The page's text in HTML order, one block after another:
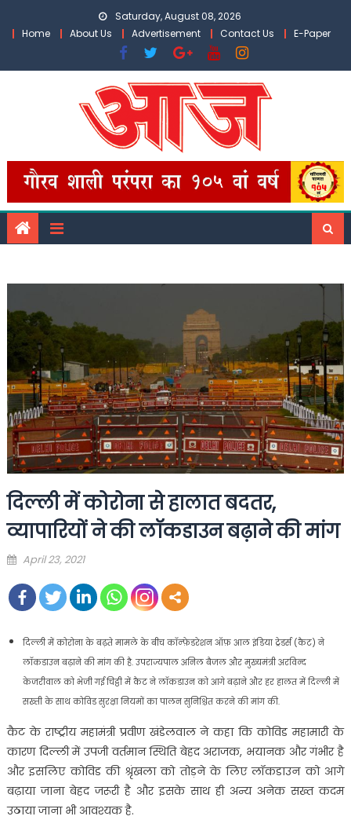
Saturday, August 08, 2026
Home
About Us Advertisement Contact Us E-Paper
दिल्ली में कोरोना से हालात बदतर,
व्यापारियों ने की लॉकडाउन बढ़ाने की मांग
Posted
April 23, 2021
दिल्ली में कोरोना के बढ़ते मामले के बीच कॉन्फ़ेडरेशन ऑफ़ आल इंडिया ट्रेडर्स (कैट) ने
लॉकडाउन बढ़ाने की मांग की है. उपराज्यपाल अनिल बैजल और मुख्यमंत्री अरविन्द
केजरीवाल को भेजी गई चिट्ठी में कैट ने लॉकडाउन को आगे बढ़ाने और हर हालत में दिल्ली में
सख्ती के साथ कोविड सुरक्षा नियमों का पालन सुनिश्चित करने की मांग की.
कैट के राष्ट्रीय महामंत्री प्रवीण खंडेलवाल ने कहा कि कोविड महामारी के
कारण दिल्ली में उपजी वर्तमान स्थिति बेहद अराजक, भयानक और गंभीर है
और इसलिए कोविड की श्रृंखला को तोड़ने के लिए लॉकडाउन को आगे
बढ़ाया जाना बेहद जरूरी है और इसके साथ ही अन्य अनेक सख्त कदम
उठाया जाना भी आवश्यक है.